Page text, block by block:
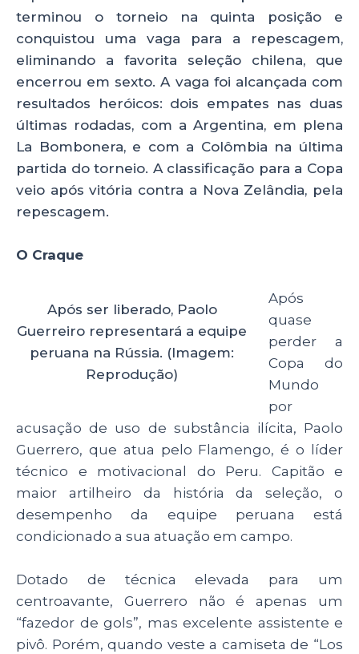
terminou o torneio na quinta posição e
conquistou uma vaga para a repescagem,
eliminando a favorita seleção chilena, que
encerrou em sexto. A vaga foi alcançada com
resultados heróicos: dois empates nas duas
últimas rodadas, com a Argentina, em plena
La Bombonera, e com a Colômbia na última
partida do torneio. A classificação para a Copa
veio após vitória contra a Nova Zelândia, pela
repescagem.
O Craque
Após ser liberado, Paolo
Guerreiro representará a equipe
peruana na Rússia. (Imagem:
Reprodução)
Após
quase
perder a
Copa do
Mundo
por
acusação de uso de substância ilícita, Paolo
Guerrero, que atua pelo Flamengo, é o líder
técnico e motivacional do Peru. Capitão e
maior artilheiro da história da seleção, o
desempenho da equipe peruana está
condicionado a sua atuação em campo.
Dotado de técnica elevada para um
centroavante, Guerrero não é apenas um
“fazedor de gols”, mas excelente assistente e
pivô. Porém, quando veste a camiseta de “Los